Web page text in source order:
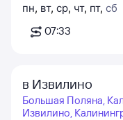
пн, вт, ср, чт, пт, сб
07:33
в Извилино
Большая Поляна,
Извилино,